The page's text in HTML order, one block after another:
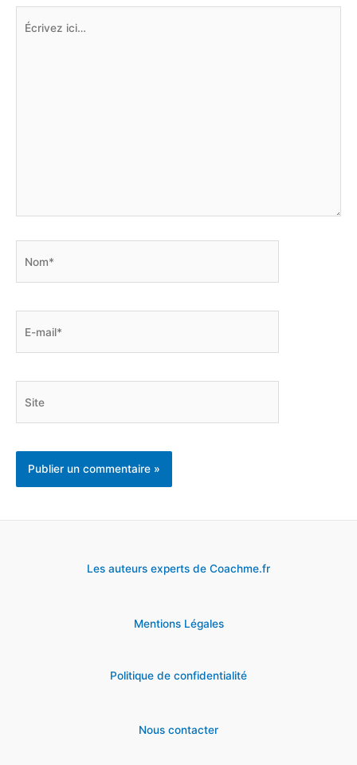
Les auteurs experts de Coachme.fr
Mentions Légales
Politique de confidentialité
Nous contacter